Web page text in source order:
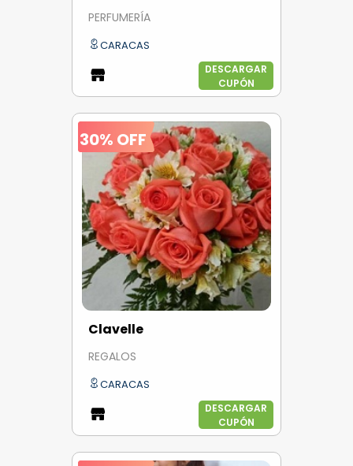
PERFUMERÍA
CARACAS
DESCARGAR
CUPÓN
30% OFF
Clavelle
REGALOS
CARACAS
DESCARGAR
CUPÓN